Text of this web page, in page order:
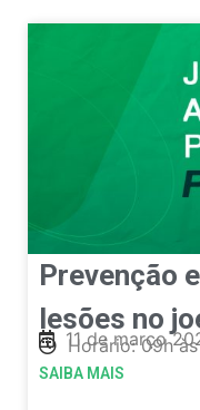
Prevenção
lesões no
11 de março
Horário: 09h
SAIBA MAIS